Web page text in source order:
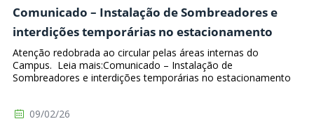
Comunicado – Instalação de Sombreadores e
interdições temporárias no estacionamento
Atenção redobrada ao circular pelas áreas internas do
Campus. Leia mais:Comunicado – Instalação de
Sombreadores e interdições temporárias no estacionamento
09/02/26